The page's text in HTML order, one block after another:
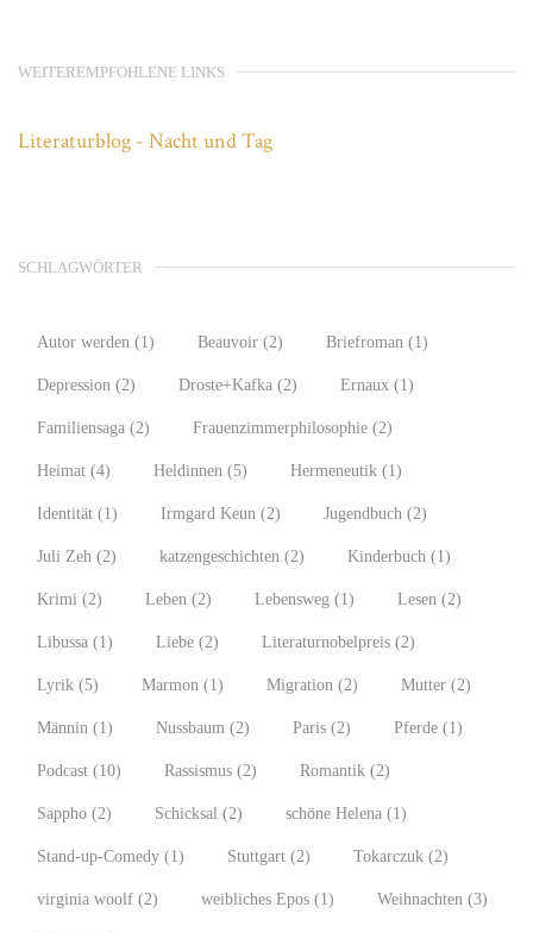
WEITEREMPFOHLENE LINKS
Literaturblog - Nacht und Tag
SCHLAGWÖRTER
Autor werden (1) Beauvoir (2) Briefroman (1)
Depression (2) Droste+Kafka (2) Ernaux (1)
Familiensaga (2) Frauenzimmerphilosophie (2)
Heimat (4) Heldinnen (5) Hermeneutik (1)
Identität (1) Irmgard Keun (2) Jugendbuch (2)
Juli Zeh (2) katzengeschichten (2) Kinderbuch (1)
Krimi (2) Leben (2) Lebensweg (1) Lesen (2)
Libussa (1) Liebe (2) Literaturnobelpreis (2)
Lyrik (5) Marmon (1) Migration (2) Mutter (2)
Männin (1) Nussbaum (2) Paris (2) Pferde (1)
Podcast (10) Rassismus (2) Romantik (2)
Sappho (2) Schicksal (2) schöne Helena (1)
Stand-up-Comedy (1) Stuttgart (2) Tokarczuk (2)
virginia woolf (2) weibliches Epos (1) Weihnachten (3)